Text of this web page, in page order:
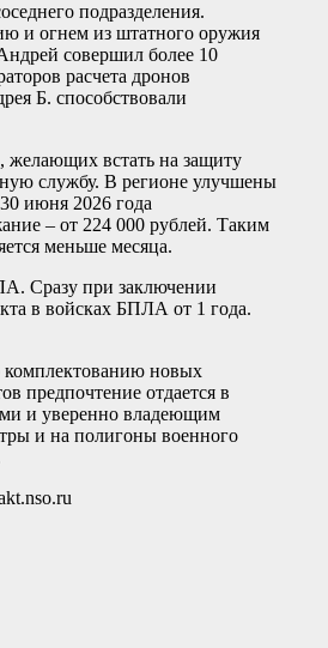
подразделения.
и огнем из штатного оружия
совершил более 10
расчета дронов
Б. способствовали
желающих встать на защиту
службу. В регионе улучшены
июня 2026 года
– от 224 000 рублей. Таким
меньше месяца.
Сразу при заключении
в войсках БПЛА от 1 года.
комплектованию новых
предпочтение отдается в
и уверенно владеющим
и на полигоны военного